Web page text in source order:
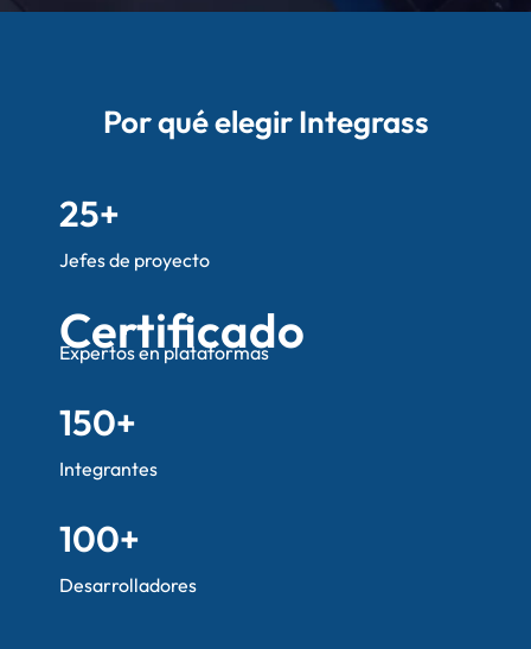
Por qué elegir Integrass
Jefes de proyecto
25+
Certificado
Expertos en plataformas
Integrantes
150+
Desarrolladores
100+